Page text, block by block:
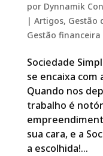
por Dynnamik
| Artigos, Gestão
Gestão financeira
Sociedade
se encaixa com
Quando nos
trabalho é
sua cara, e a
a escolhida!...